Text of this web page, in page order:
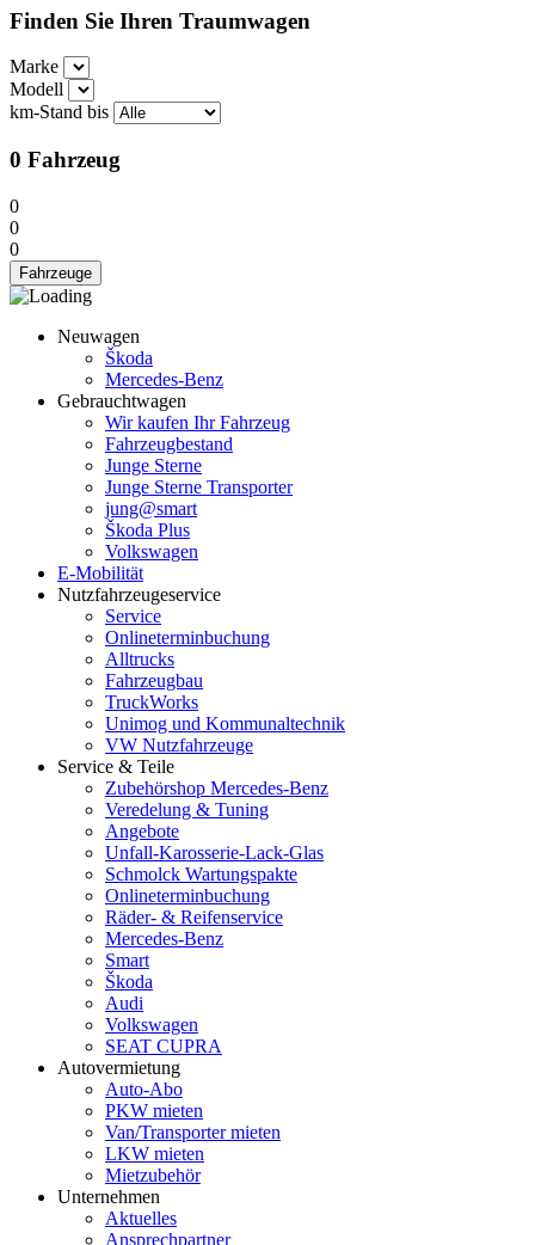
Finden Sie Ihren Traumwagen
Marke
Modell
km-Stand bis
0 Fahrzeug
0
0
0
Fahrzeuge
Neuwagen
Škoda
Mercedes-Benz
Gebrauchtwagen
Wir kaufen Ihr Fahrzeug
Fahrzeugbestand
Junge Sterne
Junge Sterne Transporter
jung@smart
Škoda Plus
Volkswagen
E-Mobilität
Nutzfahrzeugeservice
Service
Onlineterminbuchung
Alltrucks
Fahrzeugbau
TruckWorks
Unimog und Kommunaltechnik
VW Nutzfahrzeuge
Service & Teile
Zubehörshop Mercedes-Benz
Veredelung & Tuning
Angebote
Unfall-Karosserie-Lack-Glas
Schmolck Wartungspakte
Onlineterminbuchung
Räder- & Reifenservice
Mercedes-Benz
Smart
Škoda
Audi
Volkswagen
SEAT CUPRA
Autovermietung
Auto-Abo
PKW mieten
Van/Transporter mieten
LKW mieten
Mietzubehör
Unternehmen
Aktuelles
Ansprechpartner